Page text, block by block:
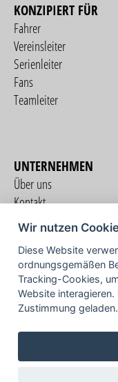
KONZIPIERT FÜR
Fahrer
Vereinsleiter
Serienleiter
Fans
Teamleiter
UNTERNEHMEN
Über uns
Kontakt
Nutzungsbedingungen
Datenschutzerklärung
Impressum
Wir nutzen
Diese Website
ordnungsgemäßen
Tracking-Cookies,
Website
Zustimmung geladen.